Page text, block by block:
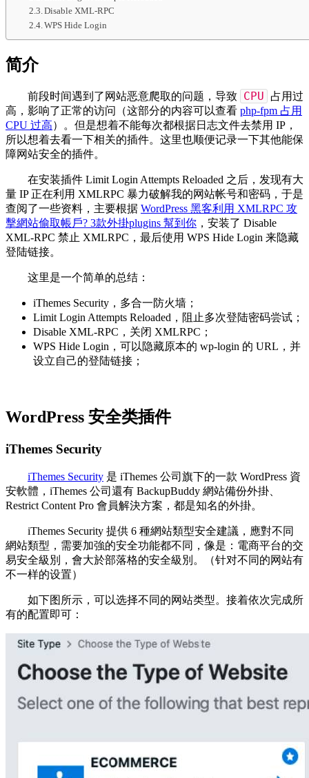
Disable XML-RPC
WPS Hide Login
简介
前段时间遇到了网站恶意爬取的问题，导致 CPU
占用过
高，影响了正常的访问（这部分的内容可以查看 php-fpm 占用
CPU 过高）。但是想着不能每次都根据日志文件去禁用 IP，
所以想着去看一下相关的插件。这里也顺便记录一下其他能保
障网站安全的插件。
在安装插件 Limit Login Attempts Reloaded 之后，发现有大
量 IP 正在利用 XMLRPC 暴力破解我的网站帐号和密码，于是
查阅了一些资料，主要根据 WordPress 黑客利用 XMLRPC 攻
擊網站偷取帳戶? 3款外掛plugins 幫到你 ，安装了 Disable
XML-RPC 禁止 XMLRPC，最后使用 WPS Hide Login 来隐藏
登陆链接。
这里是一个简单的总结：
iThemes Security，多合一防火墙；
Limit Login Attempts Reloaded，阻止多次登陆密码尝试；
Disable XML-RPC，关闭 XMLRPC；
WPS Hide Login，可以隐藏原本的 wp-login 的 URL，并
设立自己的登陆链接；
WordPress 安全类插件
iThemes Security
iThemes Security 是 iThemes 公司旗下的一款 WordPress 資
安軟體，iThemes 公司還有 BackupBuddy 網站備份外掛、
Restrict Content Pro 會員解決方案，都是知名的外掛。
iThemes Security 提供 6 種網站類型安全建議，應對不同
網站類型，需要加強的安全功能都不同，像是：電商平台的交
易安全級別，會大於部落格的安全級別。（针对不同的网站有
不一样的设置）
如下图所示，可以选择不同的网站类型。接着依次完成所
有的配置即可：